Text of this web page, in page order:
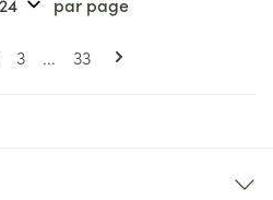
Pages
lisez actuellement la page
Page
3 ... Page
33